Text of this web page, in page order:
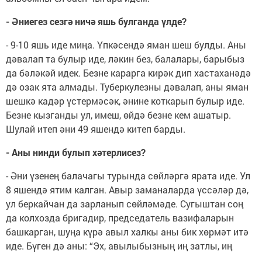
- Әниегез сезгә ничә яшь булганда үлде?
- 9-10 яшь иде миңа. Үпкәсендә яман шеш булды. Аны
дәвалап та булыр иде, ләкин без, балалары, барыбыз
да бәләкәй идек. Безне карарга кирәк дип хастаханәдә
дә озак ята алмады. Туберкулезны дәвалап, аны яман
шешкә кадәр үстермәсәк, әнине коткарып булыр иде.
Безне кызганды ул, имеш, өйдә безне кем ашатыр.
Шулай итеп әни 49 яшендә китеп барды.
- Аны нинди булып хәтерлисез?
- Әни үзенең балачагы турында сөйләргә ярата иде. Ул
8 яшендә ятим калган. Авыр заманаларда үссәләр дә,
ул беркайчан да зарланып сөйләмәде. Сугыштан соң
да колхозда бригадир, председатель вазифаларын
башкарган, шуңа күрә авыл халкы аны бик хөрмәт итә
иде. Бүген дә аны: “Эх, авылыбызның иң затлы, иң